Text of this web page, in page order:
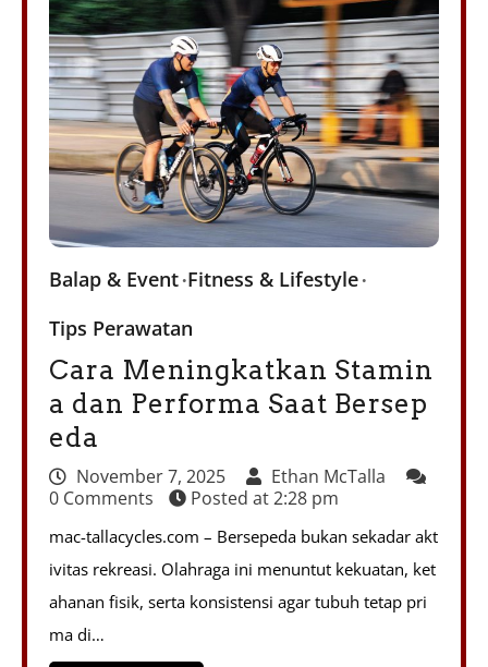
Balap & Event Fitness & Lifestyle
Tips Perawatan
Cara Meningkatkan Stamin
a dan Performa Saat Bersep
eda
November 7, 2025
Ethan McTalla
0 Comments
Posted at2:28 pm
mac-tallacycles.com – Bersepeda bukan sekadar akt
ivitas rekreasi. Olahraga ini menuntut kekuatan, ket
ahanan fisik, serta konsistensi agar tubuh tetap pri
ma di…